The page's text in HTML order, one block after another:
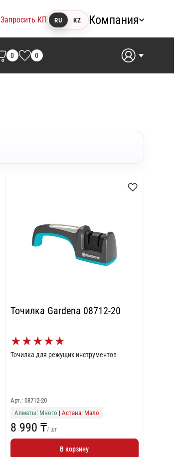
Запросить КП RU KZ Компания
0 0
Точилка Gardena 08712-20
★★★★★
Точилка для режущих инструментов
Арт.: 08712-20
Алматы: Много | Астана: Мало
8 990 ₸/ шт
В корзину